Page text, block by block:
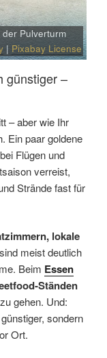
Pulverturm
| Pixabay License
günstiger –
– aber wie Ihr
Ein paar goldene
Flügen und
verreist,
Strände fast für
lokale
sind meist deutlich
Beim Essen
Ständen
gehen. Und:
sondern
Ort.